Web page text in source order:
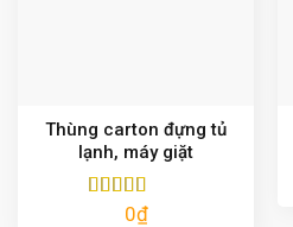
Thùng carton đựng tủ
lạnh, máy giặt
Được xếp
0₫